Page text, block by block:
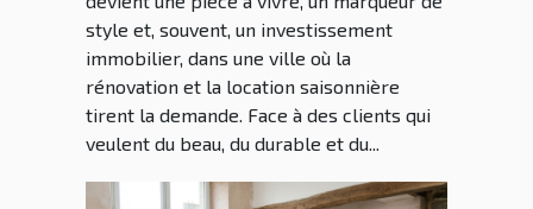
style et, souvent, un investissement
immobilier, dans une ville où la
rénovation et la location saisonnière
tirent la demande. Face à des clients qui
veulent du beau, du durable et du...